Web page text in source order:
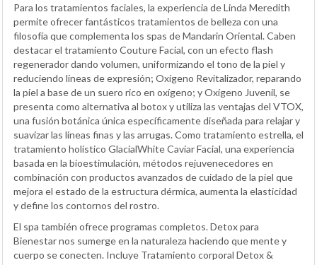
Para los tratamientos faciales, la experiencia de Linda Meredith
permite ofrecer fantásticos tratamientos de belleza con una
filosofía que complementa los spas de Mandarin Oriental. Caben
destacar el tratamiento Couture Facial, con un efecto flash
regenerador dando volumen, uniformizando el tono de la piel y
reduciendo líneas de expresión; Oxígeno Revitalizador, reparando
la piel a base de un suero rico en oxígeno; y Oxígeno Juvenil, se
presenta como alternativa al botox y utiliza las ventajas del VTOX,
una fusión botánica única específicamente diseñada para relajar y
suavizar las líneas finas y las arrugas. Como tratamiento estrella, el
tratamiento holístico GlacialWhite Caviar Facial, una experiencia
basada en la bioestimulación, métodos rejuvenecedores en
combinación con productos avanzados de cuidado de la piel que
mejora el estado de la estructura dérmica, aumenta la elasticidad
y define los contornos del rostro.
El spa también ofrece programas completos. Detox para
Bienestar nos sumerge en la naturaleza haciendo que mente y
cuerpo se conecten. Incluye Tratamiento corporal Detox &